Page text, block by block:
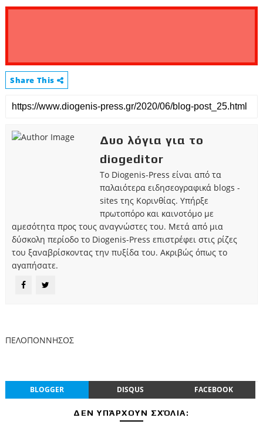
Share This
Δυο λόγια για το
diogeditor
Το Diogenis-Press είναι από τα
παλαιότερα ειδησεογραφικά blogs -
sites της Κορινθίας. Υπήρξε
πρωτοπόρο και καινοτόμο με
αμεσότητα προς τους αναγνώστες του. Μετά από μια
δύσκολη περίοδο το Diogenis-Press επιστρέφει στις ρίζες
του ξαναβρίσκοντας την πυξίδα του. Ακριβώς όπως το
αγαπήσατε.
ΠΕΛΟΠΟΝΝΗΣΟΣ
BLOGGER DISQUS FACEBOOK
ΔΕΝ ΥΠΆΡΧΟΥΝ ΣΧΌΛΙΑ: